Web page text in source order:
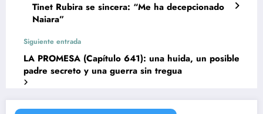
Tinet Rubira se sincera: “Me ha decepcionado
Naiara”
Siguiente entrada
LA PROMESA (Capítulo 641): una huida, un posible
padre secreto y una guerra sin tregua